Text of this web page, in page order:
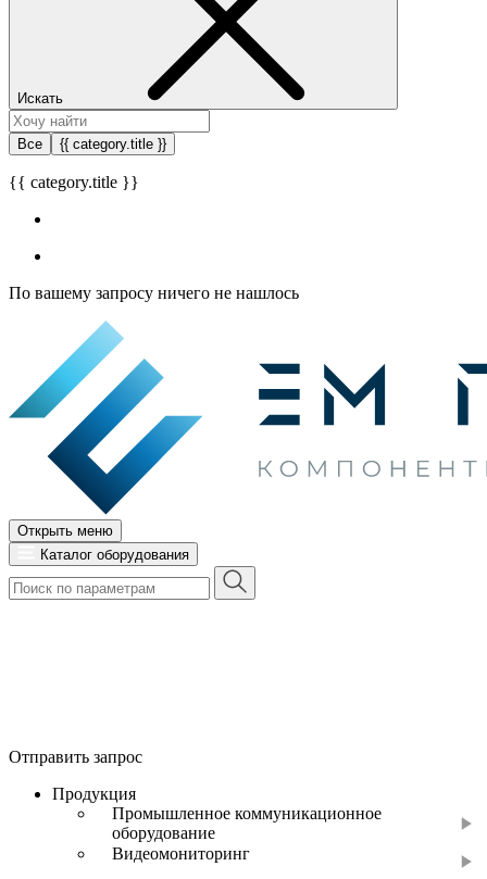
Искать
Все {{ category.title }}
{{ category.title }}
По вашему запросу ничего не нашлось
Открыть меню
Каталог оборудования
Отправить запрос
Продукция
Промышленное коммуникационное
оборудование
Видеомониторинг